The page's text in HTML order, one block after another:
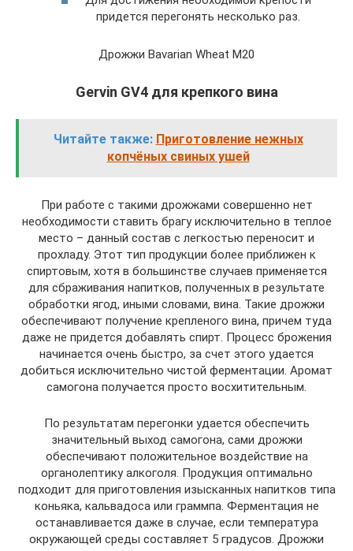
придется перегонять несколько раз.
Дрожжи Bavarian Wheat M20
Gervin GV4 для крепкого вина
Читайте также: Приготовление нежных
копчёных свиных ушей
При работе с такими дрожжами совершенно нет
необходимости ставить брагу исключительно в теплое
место – данный состав с легкостью переносит и
прохладу. Этот тип продукции более приближен к
спиртовым, хотя в большинстве случаев применяется
для сбраживания напитков, полученных в результате
обработки ягод, иными словами, вина. Такие дрожжи
обеспечивают получение крепленого вина, причем туда
даже не придется добавлять спирт. Процесс брожения
начинается очень быстро, за счет этого удается
добиться исключительно чистой ферментации. Аромат
самогона получается просто восхитительным.
По результатам перегонки удается обеспечить
значительный выход самогона, сами дрожжи
обеспечивают положительное воздействие на
органолептику алкоголя. Продукция оптимально
подходит для приготовления изысканных напитков типа
коньяка, кальвадоса или граммпа. Ферментация не
останавливается даже в случае, если температура
окружающей среды составляет 5 градусов. Дрожжи